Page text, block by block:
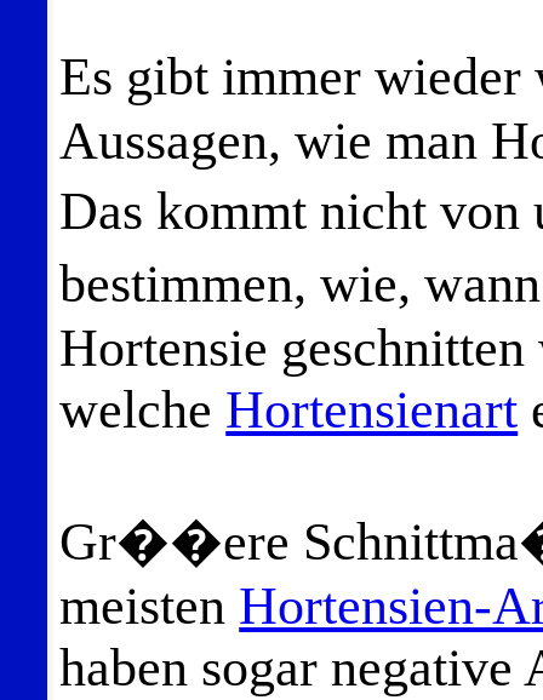
Es gibt immer
Aussagen, wie man
Das kommt nicht
bestimmen, wie,
Hortensie
welche Hortensienart
Gr��ere
meisten Hortensien-
haben sogar